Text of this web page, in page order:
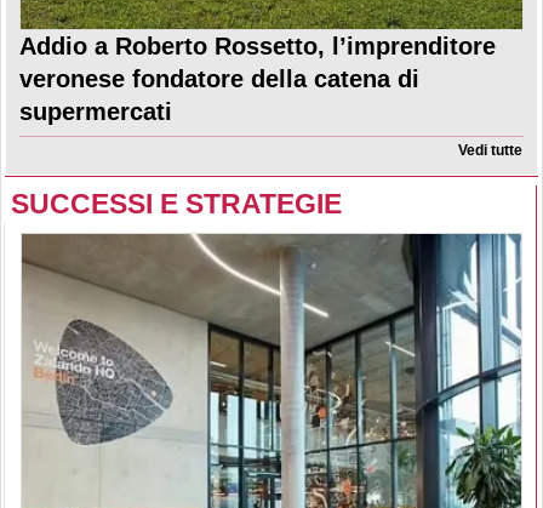
Addio a Roberto Rossetto, l’imprenditore
veronese fondatore della catena di
supermercati
Vedi tutte
SUCCESSI E STRATEGIE